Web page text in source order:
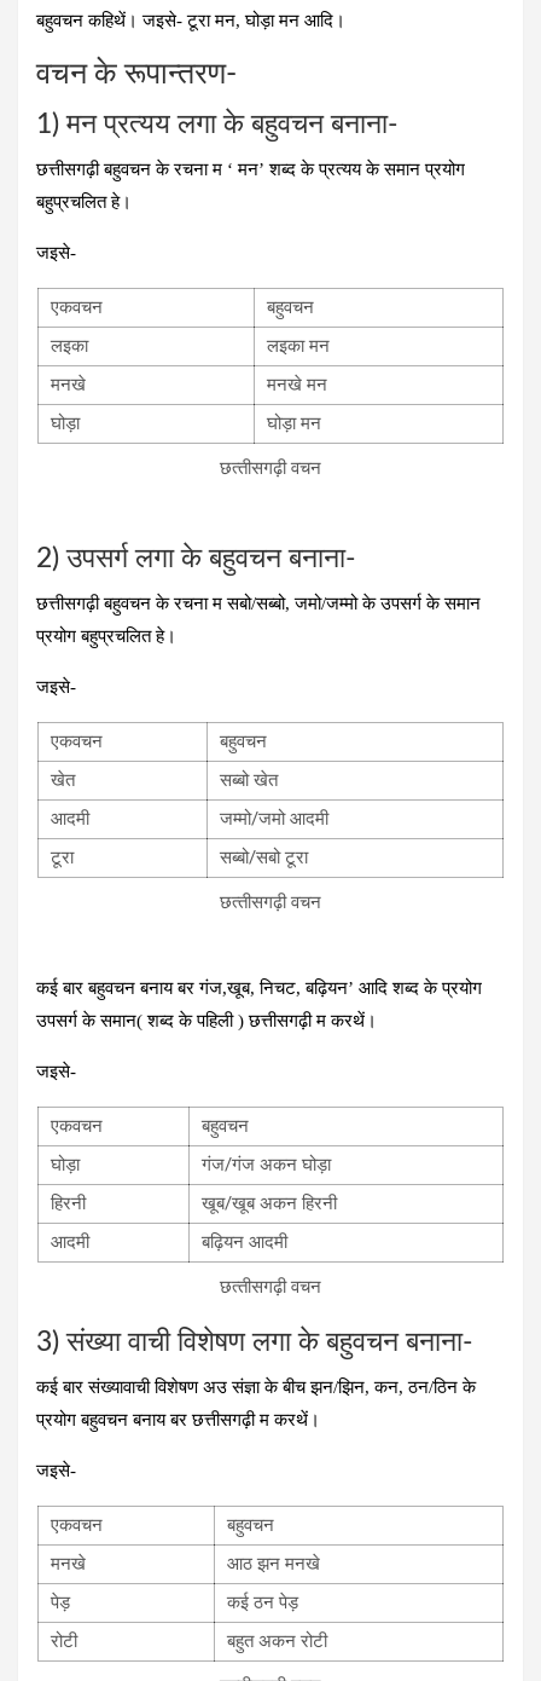
बहुवचन कहिथें। जइसे- टूरा मन, घोड़ा मन आदि।
वचन के रूपान्तरण-
1) मन प्रत्‍यय लगा के बहुवचन बनाना-
छत्तीसगढ़ी बहुवचन के रचना म ‘ मन’ शब्द के प्रत्यय के समान प्रयोग
बहुप्रचलित हे।
जइसे-
एकवचन
बहुवचन
लइका
लइका मन
मनखे
मनखे मन
घोड़ा
घोड़ा मन
छत्‍तीसगढ़ी वचन
2) उपसर्ग लगा के बहुवचन बनाना-
छत्तीसगढ़ी बहुवचन के रचना म सबो/सब्बो, जमो/जम्मो के उपसर्ग के समान
प्रयोग बहुप्रचलित हे।
जइसे-
एकवचन
बहुवचन
खेत
सब्बो खेत
आदमी
जम्मो/जमो आदमी
टूरा
सब्बो/सबो टूरा
छत्‍तीसगढ़ी वचन
कई बार बहुवचन बनाय बर गंज,खूब, निचट, बढ़ियन’ आदि शब्द के प्रयोग
उपसर्ग के समान( शब्द के पहिली ) छत्तीसगढ़ी म करथें।
जइसे-
एकवचन
बहुवचन
घोड़ा
गंज/गंज अकन घोड़ा
हिरनी
खूब/खूब अकन हिरनी
आदमी
बढ़ियन आदमी
छत्‍तीसगढ़ी वचन
3) संख्‍या वाची विशेषण लगा के बहुवचन बनाना-
कई बार संख्यावाची विशेषण अउ संज्ञा के बीच झन/झिन, कन, ठन/ठिन के
प्रयोग बहुवचन बनाय बर छत्तीसगढ़ी म करथें।
जइसे-
एकवचन
बहुवचन
मनखे
आठ झन मनखे
पेड़
कई ठन पेड़
रोटी
बहुत अकन रोटी